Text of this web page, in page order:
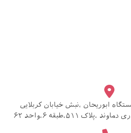
ابوریحان ،نبش خیابان کربلایی
۵۱۱،طبقه ۶،واحد ۶۲